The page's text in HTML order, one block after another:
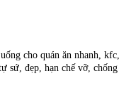
cho quán ăn nhanh, kfc,
sứ, đẹp, hạn chế vỡ, chống